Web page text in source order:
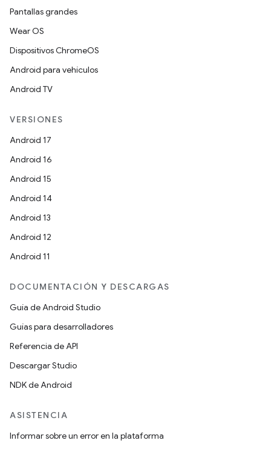
Pantallas grandes
Wear OS
Dispositivos ChromeOS
Android para vehículos
Android TV
VERSIONES
Android 17
Android 16
Android 15
Android 14
Android 13
Android 12
Android 11
DOCUMENTACIÓN Y DESCARGAS
Guía de Android Studio
Guías para desarrolladores
Referencia de API
Descargar Studio
NDK de Android
ASISTENCIA
Informar sobre un error en la plataforma